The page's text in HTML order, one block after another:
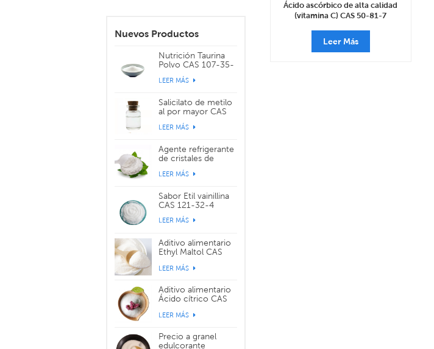
Nuevos Productos
Nutrición Taurina
Polvo CAS 107-35-
LEER MÁS
Salicilato de metilo
al por mayor CAS
LEER MÁS
Agente refrigerante
de cristales de
39711-79-0
LEER MÁS
Sabor Etil vainillina
CAS 121-32-4
LEER MÁS
Aditivo alimentario
Ethyl Maltol CAS
LEER MÁS
Aditivo alimentario
Ácido cítrico CAS
LEER MÁS
Precio a granel
edulcorante
Ácido ascórbico de alta calidad
(vitamina C) CAS 50-81-7
Leer Más